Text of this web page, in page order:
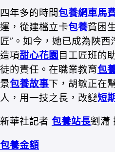
四年多的時間包養網車馬
運，從建檔立卡包養貧困
匠”。如今，她已成為陜
造項甜心花園 目工匠班的
徒的責任。在職業教育包
景包養故事下，胡敏正在
人，用一技之長，改變短
新華社記者 包養站長劉瀟
包養金額